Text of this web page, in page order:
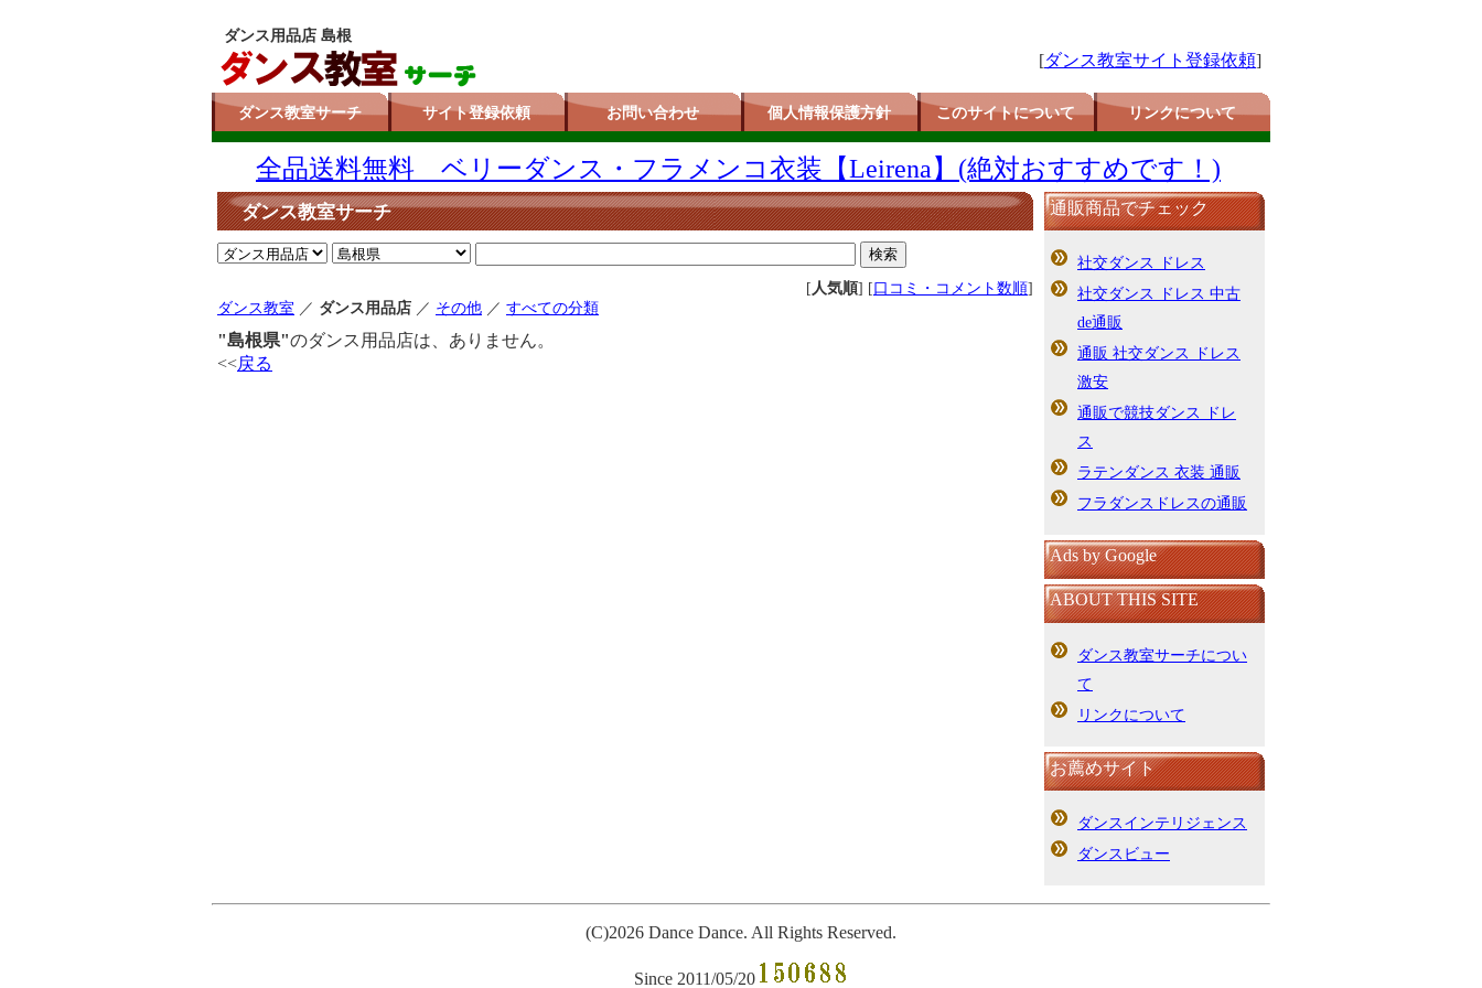
ダンス用品店 島根
[ダンス教室サイト登録依頼]
ダンス教室サーチ サイト登録依頼 お問い合わせ 個人情報保護方針 このサイトについて リンクについて
全品送料無料 ベリーダンス・フラメンコ衣装【Leirena】(絶対おすすめです！)
ダンス教室サーチ
[ 人気順] [ 口コミ・コメント数順]
ダンス教室 ／ ダンス用品店 ／ その他 ／ すべての分類
"島根県"のダンス用品店は、ありません。
<<戻る
通販商品でチェック
社交ダンス ドレス
社交ダンス ドレス 中古
de通販
通販 社交ダンス ドレス
激安
通販で競技ダンス ドレ
ス
ラテンダンス 衣装 通販
フラダンスドレスの通販
Ads by Google
ABOUT THIS SITE
ダンス教室サーチについ
て
リンクについて
お薦めサイト
ダンスインテリジェンス
ダンスビュー
(C)2026 Dance Dance. All Rights Reserved.
Since 2011/05/20